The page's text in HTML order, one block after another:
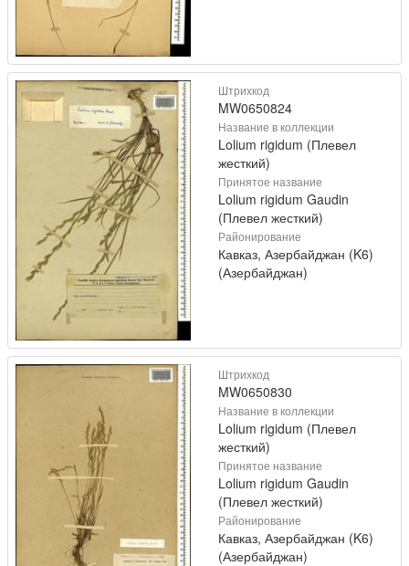
Штрихкод
MW0650824
Название в коллекции
Lolium rigidum (Плевел
жесткий)
Принятое название
Lolium rigidum Gaudin
(Плевел жесткий)
Районирование
Кавказ, Азербайджан (K6)
(Азербайджан)
Штрихкод
MW0650830
Название в коллекции
Lolium rigidum (Плевел
жесткий)
Принятое название
Lolium rigidum Gaudin
(Плевел жесткий)
Районирование
Кавказ, Азербайджан (K6)
(Азербайджан)